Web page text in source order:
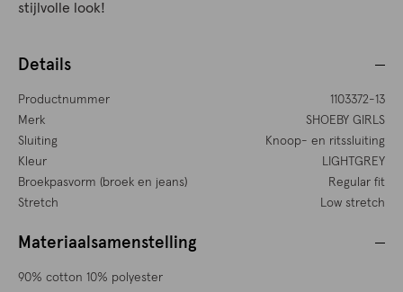
stijlvolle look!
Details
Productnummer
1103372-13
Merk
SHOEBY GIRLS
Sluiting
Knoop- en ritssluiting
Kleur
LIGHTGREY
Broekpasvorm (broek en jeans)
Regular fit
Stretch
Low stretch
Materiaalsamenstelling
90% cotton 10% polyester